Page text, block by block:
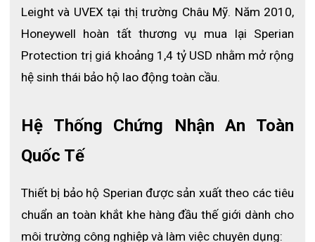
Thúc đẩy 100% thời gian mặc mà không có dây đai
Không có khe bên trên găng tay bảo vệ hoàn toàn
tay và cánh tay.
Mỗi găng tay được cấp một số sêri duy nhất cho
100% thép không gỉ đảm bảo găng tay không gây dị
ứng không có rủi ro nhiễm bẩn từ dây đeo buộc.
Thông số kỹ thuật
Mã sản phẩm: 2533000R0302
Leight và UVEX tại thị trường Châu Mỹ. Năm 2010,
Honeywell hoàn tất thương vụ mua lại Sperian
Protection trị giá khoảng 1,4 tỷ USD nhằm mở rộng
hệ sinh thái bảo hộ lao động toàn cầu.
Hệ Thống Chứng Nhận An Toàn
Quốc Tế
Thiết bị bảo hộ Sperian được sản xuất theo các tiêu
chuẩn an toàn khắt khe hàng đầu thế giới dành cho
môi trường công nghiệp và làm việc chuyên dụng: